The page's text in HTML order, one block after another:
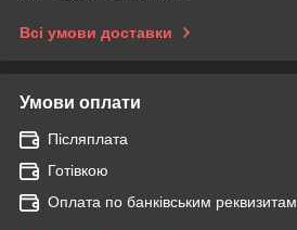
Всі умови доставки
Умови оплати
Післяплата
Готівкою
Оплата по банківським реквизитам